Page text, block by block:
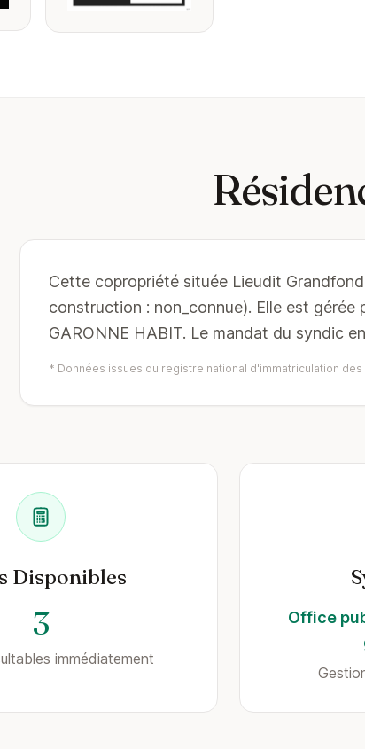
Cette copropriété située Lieudit
construction : non_connue). Elle est gérée
GARONNE HABIT. Le mandat du syndic
* Données issues du registre national d'immatriculation
Disponibles
3
immédiatement
Office